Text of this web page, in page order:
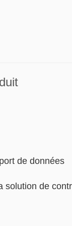
de données
solution de